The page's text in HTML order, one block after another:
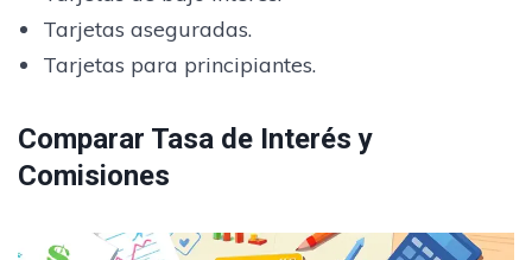
Tarjetas aseguradas.
Tarjetas para principiantes.
Comparar Tasa de Interés y
Comisiones